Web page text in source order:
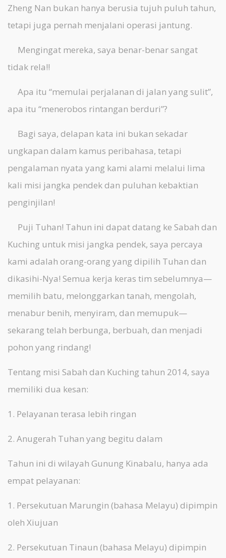
Zheng Nan bukan hanya berusia tujuh puluh tahun,
tetapi juga pernah menjalani operasi jantung.
Mengingat mereka, saya benar-benar sangat
tidak rela!!
Apa itu “memulai perjalanan di jalan yang sulit”,
apa itu “menerobos rintangan berduri”?
Bagi saya, delapan kata ini bukan sekadar
ungkapan dalam kamus peribahasa, tetapi
pengalaman nyata yang kami alami melalui lima
kali misi jangka pendek dan puluhan kebaktian
penginjilan!
Puji Tuhan! Tahun ini dapat datang ke Sabah dan
Kuching untuk misi jangka pendek, saya percaya
kami adalah orang-orang yang dipilih Tuhan dan
dikasihi-Nya! Semua kerja keras tim sebelumnya—
memilih batu, melonggarkan tanah, mengolah,
menabur benih, menyiram, dan memupuk—
sekarang telah berbunga, berbuah, dan menjadi
pohon yang rindang!
Tentang misi Sabah dan Kuching tahun 2014, saya
memiliki dua kesan:
1. Pelayanan terasa lebih ringan
2. Anugerah Tuhan yang begitu dalam
Tahun ini di wilayah Gunung Kinabalu, hanya ada
empat pelayanan:
1. Persekutuan Marungin (bahasa Melayu) dipimpin
oleh Xiujuan
2. Persekutuan Tinaun (bahasa Melayu) dipimpin